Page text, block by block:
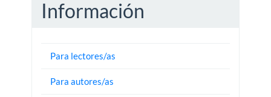
Información
Para lectores/as
Para autores/as